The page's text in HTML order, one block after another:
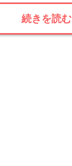
続きを読む